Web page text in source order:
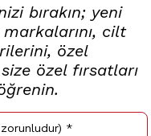
bırakın; yeni
cilt
özel
özel fırsatları